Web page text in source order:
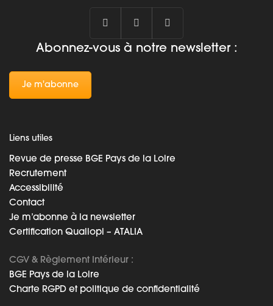
Abonnez-vous à notre newsletter :
Je m'abonne
Liens utiles
Revue de presse BGE Pays de la Loire
Recrutement
Accessibilité
Contact
Je m’abonne à la newsletter
Certification Qualiopi – ATALIA
CGV & Règlement Intérieur :
BGE Pays de la Loire
Charte RGPD et politique de confidentialité